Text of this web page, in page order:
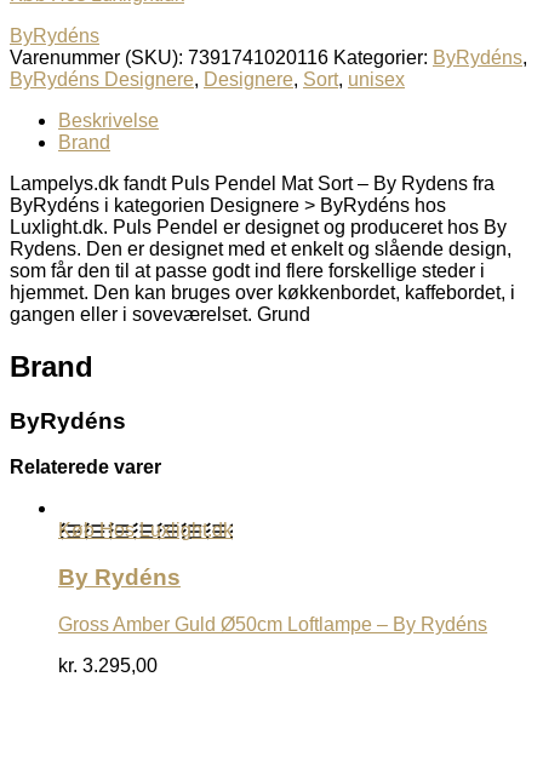
ByRydéns
Varenummer (SKU): 7391741020116 Kategorier: ByRydéns,
ByRydéns Designere, Designere, Sort, unisex
Beskrivelse
Brand
Lampelys.dk fandt Puls Pendel Mat Sort – By Rydens fra
ByRydéns i kategorien Designere > ByRydéns hos
Luxlight.dk. Puls Pendel er designet og produceret hos By
Rydens. Den er designet med et enkelt og slående design,
som får den til at passe godt ind flere forskellige steder i
hjemmet. Den kan bruges over køkkenbordet, kaffebordet, i
gangen eller i soveværelset. Grund
Brand
ByRydéns
Relaterede varer
Køb Hos Luxlight.dk
By Rydéns
Gross Amber Guld Ø50cm Loftlampe – By Rydéns
kr. 3.295,00